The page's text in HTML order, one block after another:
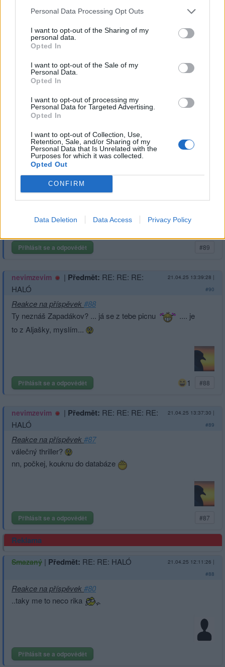
Personal Data Processing Opt Outs
I want to opt-out of the Sharing of my
personal data.
Opted In
I want to opt-out of the Sale of my
Personal Data.
Opted In
I want to opt-out of processing my
Personal Data for Targeted Advertising.
Opted In
I want to opt-out of Collection, Use,
Retention, Sale, and/or Sharing of my
Personal Data that Is Unrelated with the
Purposes for which it was collected.
Opted Out
CONFIRM
Data Deletion Data Access Privacy Policy
nevimzevim |Předmět:RE: RE: RE: RE:
RE: HALÓ
21.04.25 14:19:07
Reakce na příspěvek
#89
Upřímně, ten název je dost provokativní, a pokud si v
tom filmu hodně nesypou popel na hlavu, což si podle
komentářů nemyslím, tak to nebude nic pro mě. Krom
toho Robin Williams není zrovna můj oblíbený herec .. Je
tenhle film v Americe oblíbený? V zahraničí to asi lidí
vidí úplně jinak.
Jak může někdo někomu děkovat za službu ve
Vietnamu, to opravdu nepochopím. (komentáře na YT)
Spi sladce, Ameriko, je docela výstižný citát a zajímalo
by mě, kdy se konečně probere ten zbytek stáleještě
spících ... Až bude po Americe?
Přihlásit se a odpovědět #89
nevimzevim | Předmět: RE: RE: RE:
HALÓ
21.04.25 13:39:28 |
#90
Reakce na příspěvek#88
Ty neznáš Zapadákov? ... já se z tebe picnu
.... je
to z Aljašky, myslím...
Přihlásit se a odpovědět 1 #88
nevimzevim | Předmět: RE: RE: RE: RE:
HALÓ
21.04.25 13:37:30 |
#89
Reakce na příspěvek#87
válečný thriller?
nn, počkej, kouknu do databáze
Přihlásit se a odpovědět #87
Reklama
Smazaný | Předmět: RE: RE: HALÓ 21.04.25 12:11:26 |
#88
Reakce na příspěvek#80
..taky me to neco rika
Přihlásit se a odpovědět